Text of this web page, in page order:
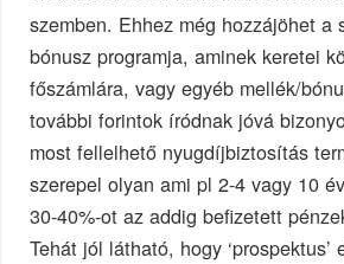
szemben. Ehhez még hozzájöhet a
bónusz programja, aminek keretei
főszámlára, vagy egyéb mellék/
további forintok íródnak jóvá
most fellelhető nyugdíjbiztosítás
szerepel olyan ami pl 2-4 vagy 10
30-40%-ot az addig befizetett
Tehát jól látható, hogy